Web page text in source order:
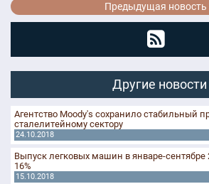
Предыдущая новость
Другие новости
Агентство Moody's сохранило стабильный
сталелитейному сектору
24.10.2018
Выпуск легковых машин в январе-сентябре
16%
15.10.2018